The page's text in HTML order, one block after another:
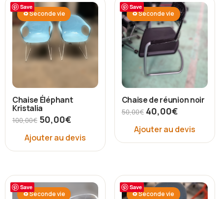
Save
♻ Seconde vie
Chaise Éléphant
Kristalia
100,00€ 50,00€
Ajouter au devis
Save
♻ Seconde vie
Chaise de réunion noir
50,00€ 40,00€
Ajouter au devis
Save
♻ Seconde vie
Save
♻ Seconde vie